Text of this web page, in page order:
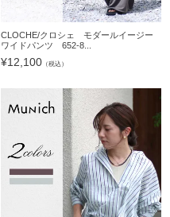
CLOCHE/クロシェ モダールイージー
ワイドパンツ 652-8...
¥12,100 （税込）